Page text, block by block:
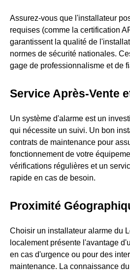
Assurez-vous que l'installateur
requises (comme la certification
garantissent la qualité de
normes de sécurité nationales.
gage de professionnalisme et de
Service Après-Vente
Un système d'alarme est un
qui nécessite un suivi. Un bon
contrats de maintenance pour
fonctionnement de votre
vérifications régulières et un
rapide en cas de besoin.
Proximité
Choisir un installateur alarme du
localement présente l'avantage
en cas d'urgence ou pour des
maintenance. La connaissance